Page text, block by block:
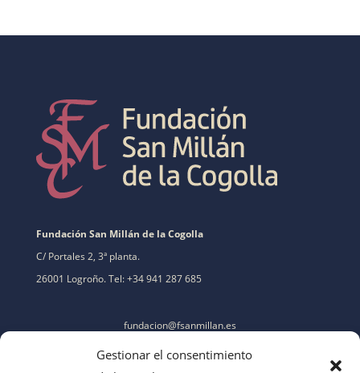
Gestionar el consentimiento
Fundación San Millán de la Cogolla
C/ Portales 2, 3ª planta.
26001 Logroño. Tel: +34 941 287 685
fundacion@fsanmillan.es